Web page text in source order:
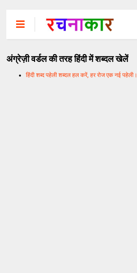
अंग्रेज़ी वर्डल की तरह हिंदी में शब्दल खेलें
हिंदी शब्द पहेली शब्दल हल करें, हर रोज एक नई पहेली।